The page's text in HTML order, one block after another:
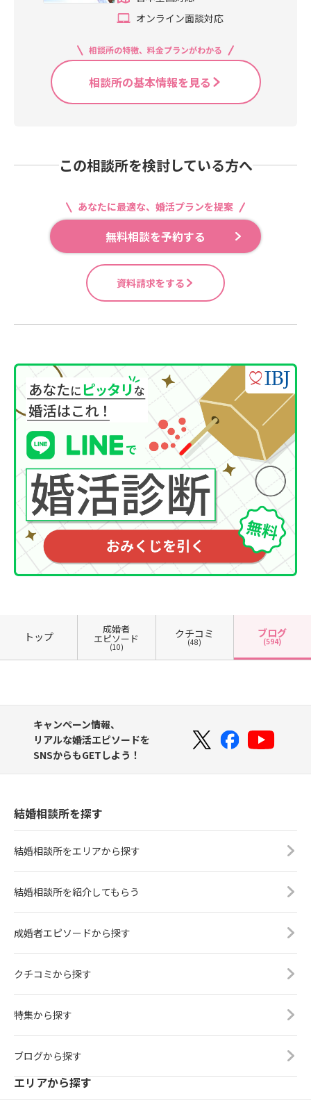
オンライン面談対応
相談所の特徴、料金プランがわかる
相談所の基本情報を見る
この相談所を検討している方へ
あなたに最適な、婚活プランを提案
無料相談を予約する
資料請求をする
トップ
成婚者
エピソード
(10)
クチコミ
(48)
ブログ
(594)
キャンペーン情報、
リアルな婚活エピソードを
SNSからもGETしよう！
結婚相談所を探す
結婚相談所をエリアから探す
結婚相談所を紹介してもらう
成婚者エピソードから探す
クチコミから探す
特集から探す
ブログから探す
エリアから探す